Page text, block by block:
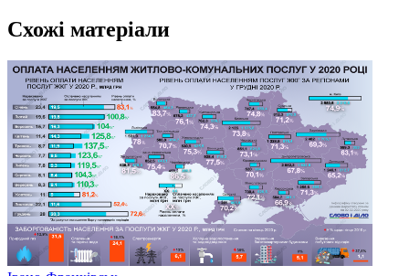
Схожі матеріали